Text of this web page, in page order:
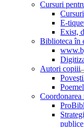
Cursuri
E-
Exist,
Biblioteca în
Autori copiii